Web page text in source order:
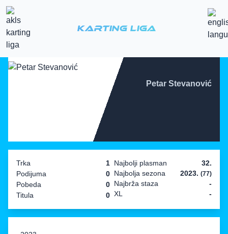
Karting Liga
Petar Stevanović
Trka
1
Podijuma
0
Pobeda
0
Titula
0
Najbolji plasman
32.
Najbolja sezona
2023. (77)
Najbrža staza
-
XL
-